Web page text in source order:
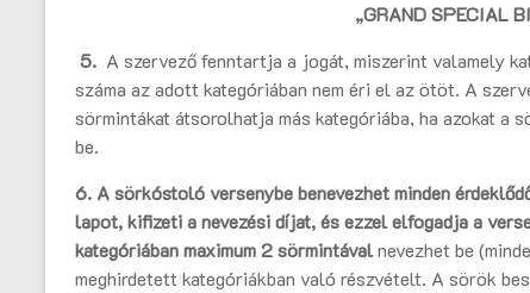
„GRAND SPECIAL
5. A szervező fenntartja a jogát, miszerint valamely
száma az adott kategóriában nem éri el az ötöt. A
sörmintákat átsorolhatja más kategóriába, ha azokat
be.
6. A sörkóstoló versenybe benevezhet minden
lapot, kifizeti a nevezési díjat, és ezzel elfogadja a
kategóriábanmaximum 2 sörmintávalnevezhet be
meghirdetett kategóriákban való részvételt. A sörök